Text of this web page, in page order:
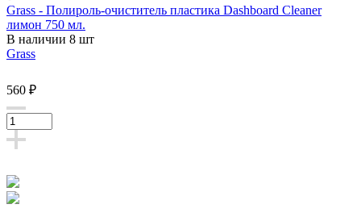
Grass - Полироль-очиститель пластика Dashboard Cleaner
лимон 750 мл.
В наличии 8 шт
Grass
560 ₽